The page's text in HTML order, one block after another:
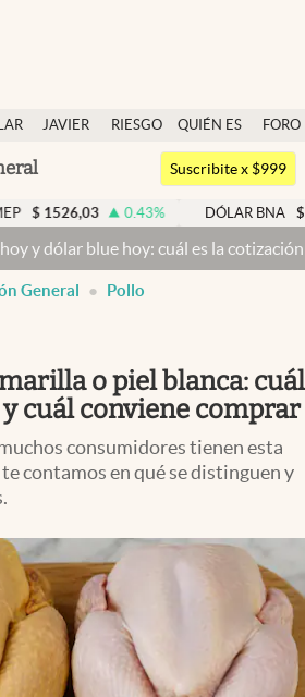
JAVIER
RIESGO
QUIÉN ES
QUIÉN
FORO
Argentina
México
Suscribite x $999
0.43 % DÓLAR BNA 1520 0.00 %
cuál es la cotización del sábado 8
General Pollo
o piel blanca: cuál
cuál conviene comprar
consumidores tienen esta
contamos en qué se distinguen y